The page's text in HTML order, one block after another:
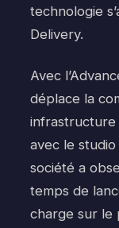
technologie
Delivery.
Avec
déplace la
infrastructure
avec le
société a
temps de
charge sur le